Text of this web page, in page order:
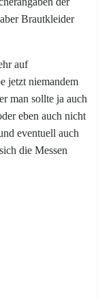
Brautkleider
auf
jetzt niemandem
man sollte ja auch
eben auch nicht
eventuell auch
die Messen